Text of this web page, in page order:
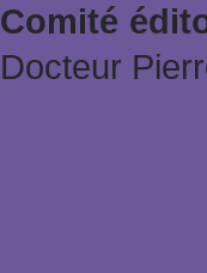
Comité
Docteur